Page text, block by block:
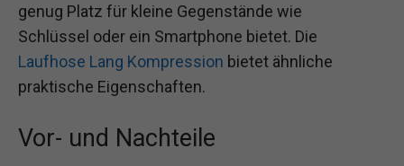
genug Platz für kleine Gegenstände wie
Schlüssel oder ein Smartphone bietet. Die
Laufhose Lang Kompression bietet ähnliche
praktische Eigenschaften.
Vor- und Nachteile